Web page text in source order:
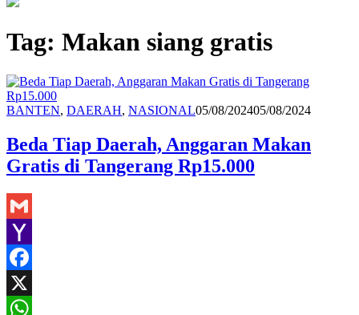
Tag: Makan siang gratis
BANTEN, DAERAH, NASIONALRedaksi
05/08/202405/08/2024
Beda Tiap Daerah, Anggaran Makan
Gratis di Tangerang Rp15.000
Gmail
Yahoo
Mail
Facebook
X